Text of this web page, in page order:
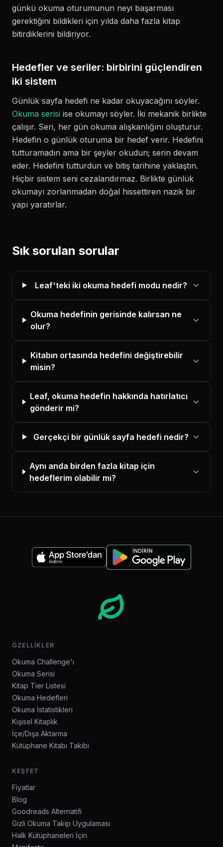
günkü okuma oturumunun neyi başarması
gerektiğini bildikleri için yılda daha fazla kitap
bitirdiklerini bildiriyor.
Hedefler ve seriler: birbirini güçlendiren
iki sistem
Günlük sayfa hedefi ne kadar okuyacağını söyler.
Okuma serisi ise okumayı söyler. İki mekanik birlikte
çalışır. Seri, her gün okuma alışkanlığını oluşturur.
Hedefin o günlük oturuma bir hedef verir. Hedefini
tutturamadın ama bir şeyler okudun; serin devam
eder. Hedefini tutturdun ve bitiş tarihine yaklaştın.
Hiçbir sistem seni cezalandırmaz. Birlikte günlük
okumayı zorlanmadan doğal hissettiren nazik bir
yapı yaratırlar.
Sık sorulan sorular
Leaf'teki iki okuma hedefi modu nedir?
Okuma hedefinin gerisinde kalırsan ne
olur?
Kitabın ortasında hedefini değiştirebilir
misin?
Leaf, okuma hedefin hakkında hatırlatıcı
gönderir mi?
Gerçekçi bir günlük sayfa hedefi nedir?
Aynı anda birden fazla kitap için
hedeflerim olabilir mi?
ÖZELLIKLER
Okuma Challenge'ı
Okuma Serisi
Kitap Tier Listesi
Okuma Hedefleri
Okuma İstatistikleri
Kişisel Kitaplık
İçe/Dışa Aktarma
Kütüphane Kitabı Takibi
KEŞFET
Fiyatlar
Blog
Goodreads Alternatifi
Gizli Okuma Takip Uygulaması
Halk Kütüphaneleri İçin